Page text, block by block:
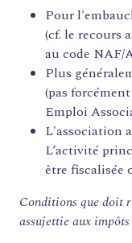
Pour
(cf. le recours
au code NAF/
Plus
(pas
Emploi
L'association
L’activité
être fiscalisée
Conditions que doit
assujettie aux
ESPACE MEMBRE
ACTUALITÉS